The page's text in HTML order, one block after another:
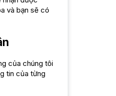
và bạn sẽ có
của chúng tôi
tin của từng